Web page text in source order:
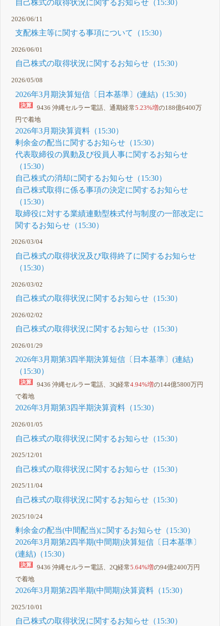
自己株式の取得状況に関するお知らせ（15:30）
2026/06/11
支配株主等に関する事項について（15:30）
2026/06/01
自己株式の取得状況に関するお知らせ（15:30）
2026/05/08
2026年3月期決算短信〔日本基準〕(連結)（15:30）
9436 沖縄セルラー電話、通期経常5.23%増の188億6400万
円で着地
2026年3月期決算資料（15:30）
剰余金の配当に関するお知らせ（15:30）
代表取締役の異動及び役員人事に関するお知らせ
（15:30）
自己株式の消却に関するお知らせ（15:30）
自己株式取得に係る事項の決定に関するお知らせ
（15:30）
取締役に対する業績連動型株式付与制度の一部改定に
関するお知らせ（15:30）
2026/03/04
自己株式の取得状況及び取得終了に関するお知らせ
（15:30）
2026/03/02
自己株式の取得状況に関するお知らせ（15:30）
2026/02/02
自己株式の取得状況に関するお知らせ（15:30）
2026/01/29
2026年3月期第3四半期決算短信〔日本基準〕(連結)
（15:30）
9436 沖縄セルラー電話、3Q経常4.94%増の144億5800万円
で着地
2026年3月期第3四半期決算資料（15:30）
2026/01/05
自己株式の取得状況に関するお知らせ（15:30）
2025/12/01
自己株式の取得状況に関するお知らせ（15:30）
2025/11/04
自己株式の取得状況に関するお知らせ（15:30）
2025/10/24
剰余金の配当(中間配当)に関するお知らせ（15:30）
2026年3月期第2四半期(中間期)決算短信〔日本基準〕
(連結)（15:30）
9436 沖縄セルラー電話、2Q経常5.64%増の94億2400万円
で着地
2026年3月期第2四半期(中間期)決算資料（15:30）
2025/10/01
自己株式の取得状況に関するお知らせ（15:30）